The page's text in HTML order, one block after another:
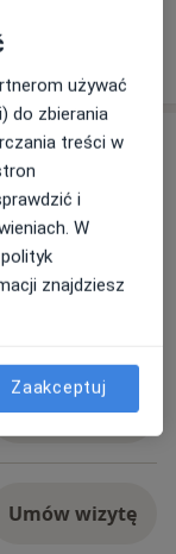
oraz
profilaktyki
Na codzień
Uzależnień i
superwizuję
oraz
szkolenie
przy
Umów wizytę
Umów wizytę
Umów wizytę
używać
do zbierania
treści w
i
W
znajdziesz
Zaakceptuj